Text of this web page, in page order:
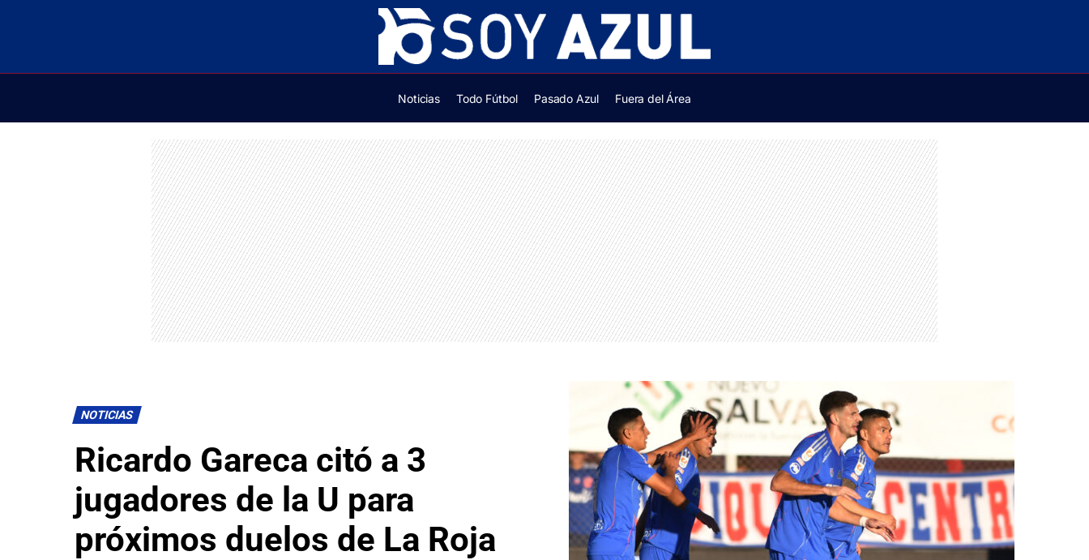
Noticias Todo Fútbol Pasado Azul Fuera del Área
NOTICIAS
Ricardo Gareca citó a 3
jugadores de la U para
próximos duelos de La Roja